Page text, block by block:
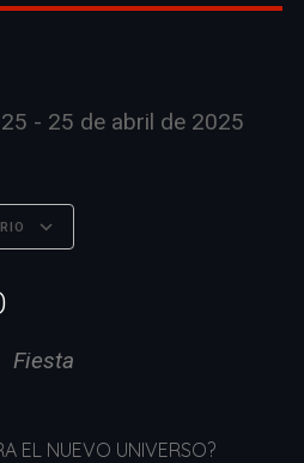
- 25 de abril de 2025
Fiesta
EL NUEVO UNIVERSO?